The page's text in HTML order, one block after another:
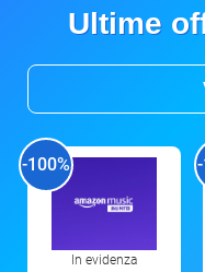
Ultime
-100%
In evidenza